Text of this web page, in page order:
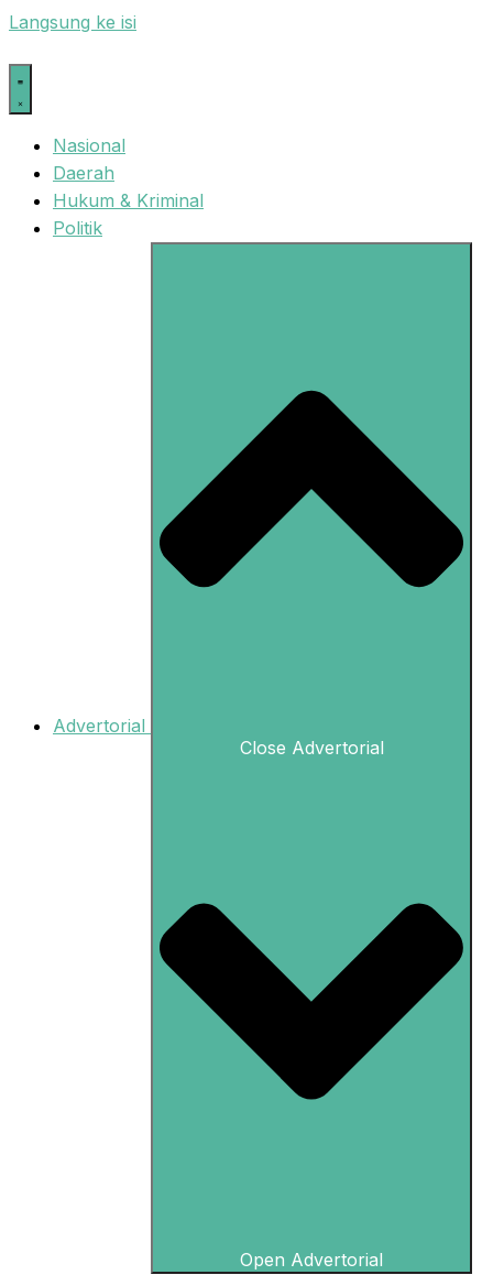
Langsung ke isi
Nasional
Daerah
Hukum & Kriminal
Politik
Advertorial
Close Advertorial
Open Advertorial